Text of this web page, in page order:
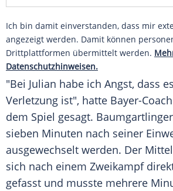
Ich bin damit einverstanden, dass mir
angezeigt werden. Damit können
Drittplattformen übermittelt werden.
Datenschutzhinweisen.
"Bei Julian habe ich Angst, dass
Verletzung ist", hatte Bayer-Coach
dem Spiel gesagt.
sieben Minuten nach seiner
ausgewechselt werden. Der
sich nach einem Zweikampf
gefasst und musste mehrere